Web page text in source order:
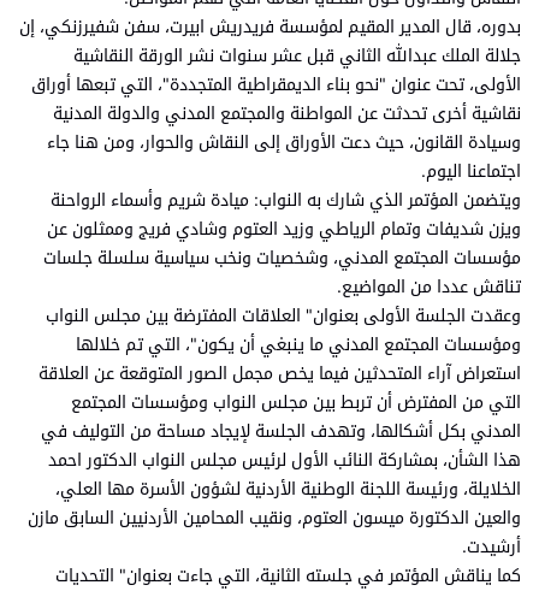
بدوره، قال المدير المقيم لمؤسسة فريدريش ابيرت، سفن شفيرزنكي، إن
جلالة الملك عبدالله الثاني قبل عشر سنوات نشر الورقة النقاشية
الأولى، تحت عنوان "نحو بناء الديمقراطية المتجددة"، التي تبعها أوراق
نقاشية أخرى تحدثت عن المواطنة والمجتمع المدني والدولة المدنية
وسيادة القانون، حيث دعت الأوراق إلى النقاش والحوار، ومن هنا جاء
اجتماعنا اليوم.
ويتضمن المؤتمر الذي شارك به النواب: ميادة شريم وأسماء الرواحنة
ويزن شديفات وتمام الرياطي وزيد العتوم وشادي فريج وممثلون عن
مؤسسات المجتمع المدني، وشخصيات ونخب سياسية سلسلة جلسات
تناقش عددا من المواضيع.
وعقدت الجلسة الأولى بعنوان" العلاقات المفترضة بين مجلس النواب
ومؤسسات المجتمع المدني ما ينبغي أن يكون"، التي تم خلالها
استعراض آراء المتحدثين فيما يخص مجمل الصور المتوقعة عن العلاقة
التي من المفترض أن تربط بين مجلس النواب ومؤسسات المجتمع
المدني بكل أشكالها، وتهدف الجلسة لإيجاد مساحة من التوليف في
هذا الشأن، بمشاركة النائب الأول لرئيس مجلس النواب الدكتور احمد
الخلايلة، ورئيسة اللجنة الوطنية الأردنية لشؤون الأسرة مها العلي،
والعين الدكتورة ميسون العتوم، ونقيب المحامين الأردنيين السابق مازن
أرشيدت.
كما يناقش المؤتمر في جلسته الثانية، التي جاءت بعنوان" التحديات